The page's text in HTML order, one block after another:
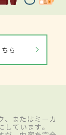
ら
、またはミーカ
ています。